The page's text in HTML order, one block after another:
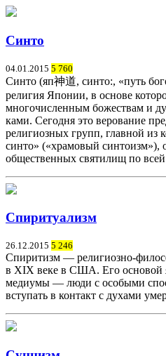
Синто
04.01.2015 5 760
Синто (яп神道, синто:, «путь
религия Японии, в основе
многочисленным божествам и
ками. Сегодня это верование
религиозных групп, главной из
синто» («храмовый
общественных святилищ по всей
Спиритуализм
26.12.2015 5 246
Спиритизм — религиозно-
в XIX веке в США. Его основой
медиумы — люди с особыми
вступать в контакт с духами